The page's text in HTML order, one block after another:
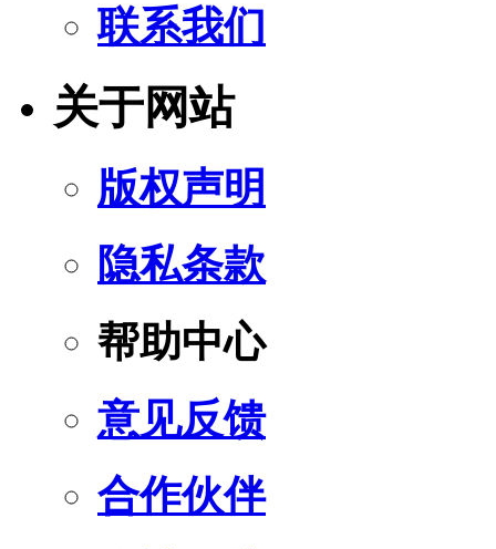
联系我们
关于网站
版权声明
隐私条款
帮助中心
意见反馈
合作伙伴